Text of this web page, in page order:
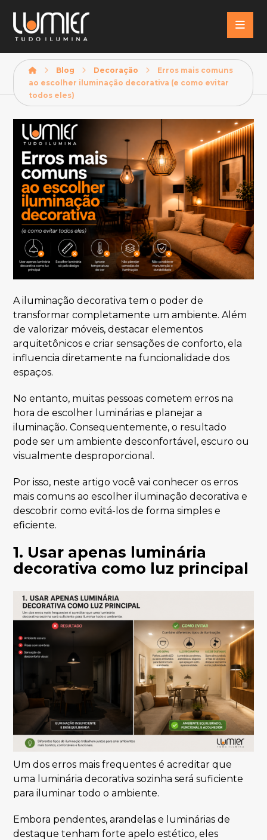
Blog Decoração
Erros mais comuns
ao escolher iluminação decorativa (e como evitar
todos eles)
A iluminação decorativa tem o poder de
transformar completamente um ambiente. Além
de valorizar móveis, destacar elementos
arquitetônicos e criar sensações de conforto, ela
influencia diretamente na funcionalidade dos
espaços.
No entanto, muitas pessoas cometem erros na
hora de escolher luminárias e planejar a
iluminação. Consequentemente, o resultado
pode ser um ambiente desconfortável, escuro ou
visualmente desproporcional.
Por isso, neste artigo você vai conhecer os erros
mais comuns ao escolher iluminação decorativa e
descobrir como evitá-los de forma simples e
eficiente.
1. Usar apenas luminária
decorativa como luz principal
Um dos erros mais frequentes é acreditar que
uma luminária decorativa sozinha será suficiente
para iluminar todo o ambiente.
Embora pendentes, arandelas e luminárias de
destaque tenham forte apelo estético, eles